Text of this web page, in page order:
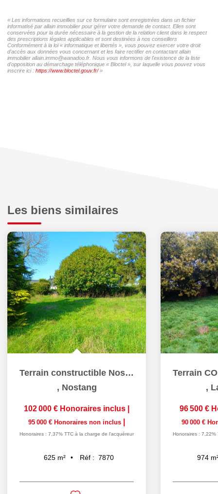
« Les informations recueillies sur ce formulaire sont enregistrées dans un fichier
informatisé par allain immobilier pour gérer votre demande de contact. Elles sont
conservées pour la durée nécessaire à la gestion de la relation client dans le respect
des prescriptions légales applicables et sont destinées à nos conseillers
Conformément à la loi « informatique et libertés », vous pouvez exercer votre droit
d'accès aux données vous concernant et les faire rectifier en contactant allain
immobilier allain.immo@wanadoo.fr. Nous vous informons de l'existence de la liste
d'opposition au démarchage téléphonique « Bloctel », sur laquelle vous pouvez vous
inscrire ici : https://www.bloctel.gouv.fr/»
Les biens similaires
Terrain constructible Nostang 625 m2
, Nostang
102 000 € Honoraires inclus
95 000 € Honoraires non inclus
Honoraires : 7,37% TTC à la charge de l'acquéreur
625 m² Réf : 7870
,
96 500 €
90 000 €
Honoraires : 7,22%
974